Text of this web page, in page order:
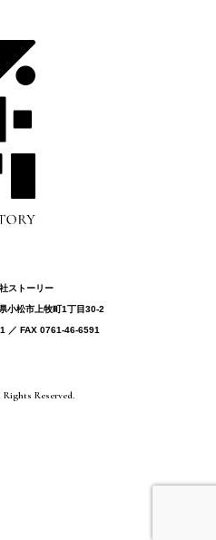
ストーリー
松市上牧町1丁目30-2
／ FAX 0761-46-6591
Reserved.